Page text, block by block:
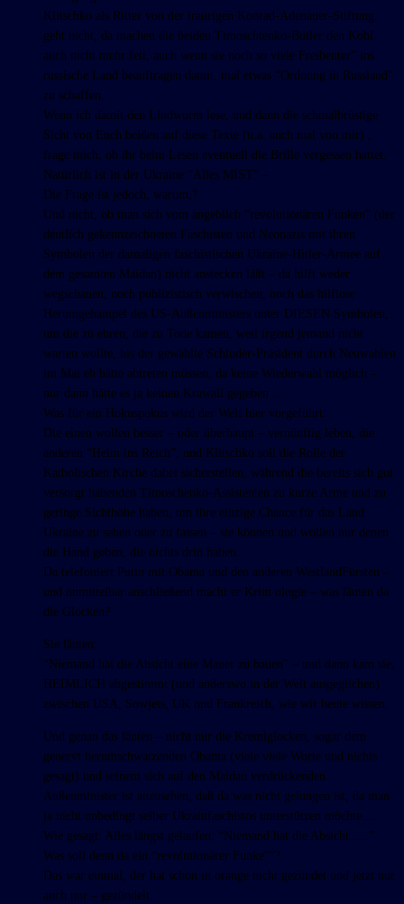
Klitschko als Ritter von der traurigen Konrad-Adenauer-Stiftung
geht nicht, da machen die beiden Timoschtenko-Butler den Kohl
auch nicht mehr fett, auch wenn sie noch so viele Freibeuter” ins
russische Land beauftragen damit, mal etwas “Ordnung in Russland”
zu schaffen.
Wenn ich damit den Lindwurm lese, und dann die schmalbrüstige
Sicht von Euch beiden auf diese Texte (u.a. auch mal von mir) ,
frage mich, ob ihr beim Lesen eventuell die Brille vergessen hattet.
Natürlich ist in der Ukraine “Alles MIST” –
Die Frage ist jedoch, warum,?
Und nicht, ob man sich vom angeblich “revolutionären Funken” (der
deutlich gekennzeichneten Faschisten und Neonazis mit ihren
Symbolen der damaligen faschistischen Ukraine-Hitler-Armee auf
dem gesamten Maidan) nicht anstecken läßt – da hilft weder
wegschauen, noch publizistisch verwischen, noch das hilflose
Herumgehampel des US-Außenministers unter DIESEN Symbolen,
um die zu ehren, die zu Tode kamen, weil irgend jemand nicht
warten wollte, bis der gewählte Schluder-Präsident durch Neuwahlen
im Mai eh hätte abtreten müssen, da keine Wiederwahl möglich –
nur dann hätte es ja keinen Krawall gegeben …
Was für ein Hokuspokus wird der Welt hier vorgeführt:
Die einen wollen besser – oder überhaupt – vernünftig leben, die
anderen “Heim ins Reich”, und Klitschko soll die Rolle der
Katholischen Kirche dabei sicherstellen, während die bereits sich gut
versorgt habenden Timoschenko-Assistenten zu kurze Arme und zu
geringe Sichthöhe haben, um ihre einzige Chance für das Land
Ukraine zu sehen oder zu fassen – sie können und wollen nur denen
die Hand geben, die nichts drin haben.
Da telefoniert Putin mit Obama und den anderen WestlandFürsten –
und unmittelbar anschließend macht er Krim ologie – was läuten da
die Glocken?
Sie läuten:
“Niemand hat die Absicht eine Mauer zu bauen” – und dann kam sie,
HEIMLICH abgestimmt (und anderswo in der Welt ausgeglichen)
zwischen USA, Sowjets, UK und Frankreich, wie wir heute wissen.
Und genau das läuten – nicht nur die Kremlglocken, sogar dem
genervt herumschwatzenden Obama (viele viele Worte und nichts
gesagt) und seinem sich auf den Maidan verdrückenden
Außenminister ist anzusehen, daß da was nicht gelungen ist, da man
ja nicht unbedingt selber Ukrainfaschistos unterstützen möchte …
Wie gesagt: Alles längst gelaufen: “Niemand hat die Absicht ….”
Was soll denn da ein “revolutionärer Funke””?
Das war einmal, der hat schon in orange nicht gezündet und jetzt nur
auch nur – gezündelt.